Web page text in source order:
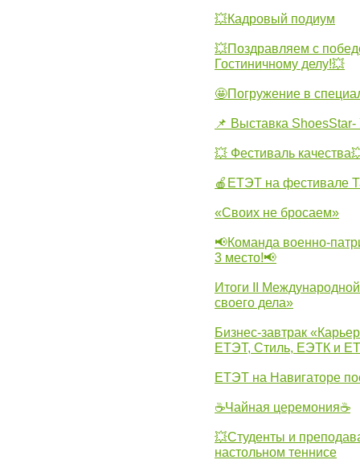
💥Кадровый подиум
💥Поздравляем с
Гостиничному делу!💥
🤩Погружение в
📌 Выставка ShoesStar-
💥 Фестиваль
🍎ЕТЭТ на фестивале
«Своих не бросаем»
📢Команда военно-
3 место!📢
Итоги II
своего дела»
Бизнес-завтрак
ЕТЭТ, Стиль, ЕЭТК и
ЕТЭТ на Навигаторе
☕Чайная церемония☕
💥Студенты и
настольном теннисе